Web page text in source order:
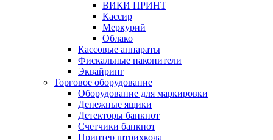
ВИКИ ПРИНТ
Кассир
Меркурий
Облако
Кассовые аппараты
Фискальные накопители
Эквайринг
Торговое оборудование
Оборудование для маркировки
Денежные ящики
Детекторы банкнот
Счетчики банкнот
Принтер штрихкода